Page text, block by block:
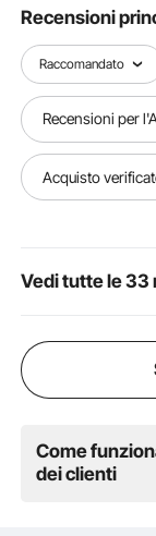
airbag
qualità di
veicolo.
contatto e
Installazione
sospensione
perforazioni o
seguendo le
Recensioni
Raccomandato
Recensioni per
Acquisto
Vedi tutte le 33
Come
dei clienti